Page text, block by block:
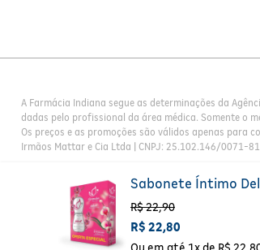
Sabonete Íntimo
R$22,90
R$ 22,80
Ou em até 1x de R$ 22
A Farmácia Indiana segue as determinações da
dadas pelo profissional da área médica. Somente o
Os preços e as promoções são válidos apenas para
Irmãos Mattar e Cia Ltda | CNPJ: 25.102.146/0071-